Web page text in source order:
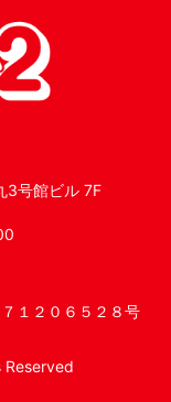
3号館ビル 7F
１２０６５２８号